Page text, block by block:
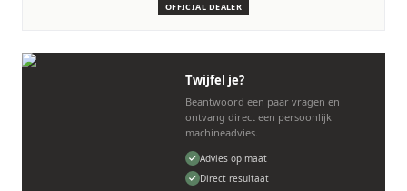
OFFICIAL DEALER
Persoonlijk, snel en zonder gedoe.
Twijfel je?
Beantwoord een paar vragen en
ontvang direct een persoonlijk
machineadvies.
Advies op maat
Direct resultaat